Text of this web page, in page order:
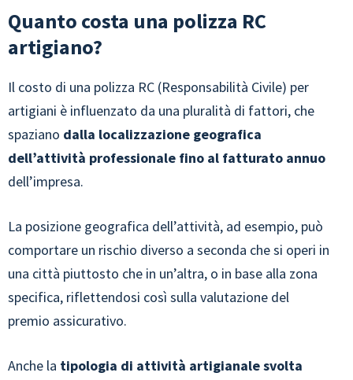
Quanto costa una polizza RC
artigiano?
Il costo di una polizza RC (Responsabilità Civile) per
artigiani è influenzato da una pluralità di fattori, che
spaziano dalla localizzazione geografica
dell’attività professionale fino al fatturato annuo
dell’impresa.
La posizione geografica dell’attività, ad esempio, può
comportare un rischio diverso a seconda che si operi in
una città piuttosto che in un’altra, o in base alla zona
specifica, riflettendosi così sulla valutazione del
premio assicurativo.
Anche la tipologia di attività artigianale svolta